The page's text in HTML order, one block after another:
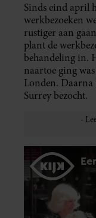
Sinds eind april
werkbezoeken
rustiger aan
plant de
behandeling in.
naartoe ging was
Londen.
Surrey bezocht.